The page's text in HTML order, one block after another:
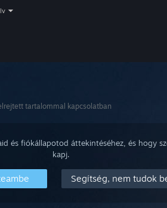
tartalommal kapcsolatban
és fiókállapotod áttekintéséhez, és hogy
kapj.
Segítség, nem tudok